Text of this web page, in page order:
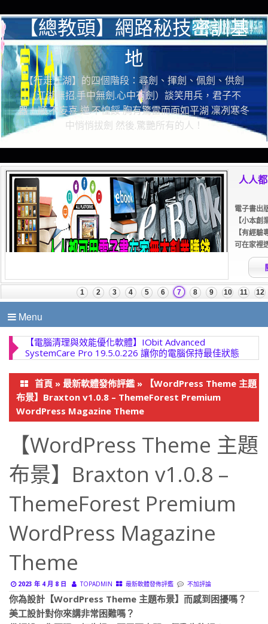
【總教頭】網路秘技密訓基
地
【行走江湖】的四個階段：尋劍、揮劍、佩劍、供劍
（江湖無招.手中無劍.心中有劍）談笑用兵，君子不
器！順.不妄喜 逆.不惶餒 胸有驚雷而面如平湖 凜冽寒冬
中悄悄拔劍 然後.驚艷所有的人！
Menu
【電腦清理與效能優化軟體】IObit Advanced
SystemCare Pro 19.5.0.226 讓你的電腦保持最佳狀態
首頁 » 最新軟體發佈評鑑 »
【WordPress Theme 主題
布景】Braxton v1.0.8 – ThemeForest Premium
WordPress Magazine Theme
【WordPress Theme 主題
布景】Braxton v1.0.8 –
ThemeForest Premium
WordPress Magazine
Theme
2023 年 4 月 8 日 TOPADMIN 最新軟體發佈評鑑 不加評論
你為設計【WordPress Theme 主題布景】而感到困擾嗎？
美工設計對你來講非常困難嗎？